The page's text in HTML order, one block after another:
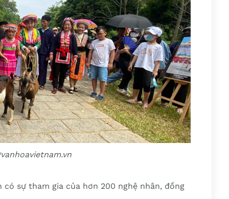
sự tham gia của hơn 200 nghệ nhân, đồng